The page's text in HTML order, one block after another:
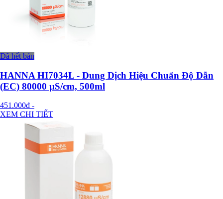
Đã hết bán
HANNA HI7034L - Dung Dịch Hiệu Chuẩn Độ Dẫn
(EC) 80000 µS/cm, 500ml
451.000đ -
XEM CHI TIẾT